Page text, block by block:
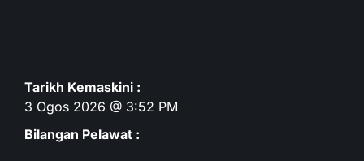
Tarikh Kemaskini :
3 Ogos 2026 @ 3:52 PM
Bilangan Pelawat :